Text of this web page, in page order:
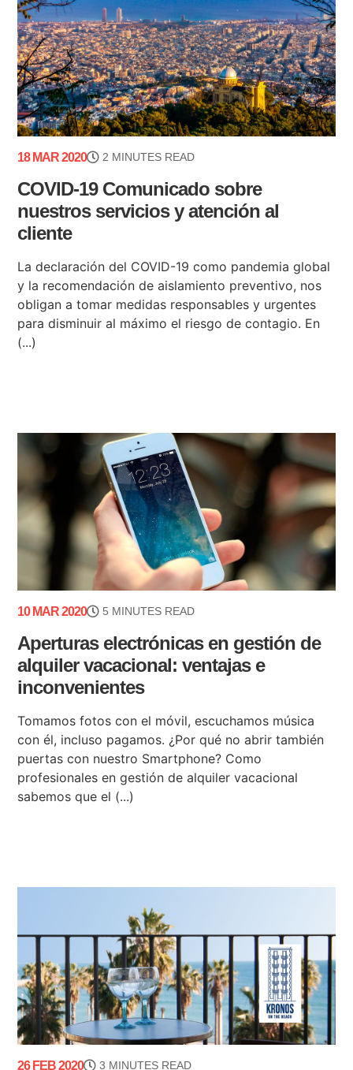
18 MAR 2020 2 MINUTES READ
COVID-19 Comunicado sobre
nuestros servicios y atención al
cliente
La declaración del COVID-19 como pandemia global
y la recomendación de aislamiento preventivo, nos
obligan a tomar medidas responsables y urgentes
para disminuir al máximo el riesgo de contagio. En
(...)
10 MAR 2020 5 MINUTES READ
Aperturas electrónicas en gestión de
alquiler vacacional: ventajas e
inconvenientes
Tomamos fotos con el móvil, escuchamos música
con él, incluso pagamos. ¿Por qué no abrir también
puertas con nuestro Smartphone? Como
profesionales en gestión de alquiler vacacional
sabemos que el (...)
26 FEB 2020 3 MINUTES READ